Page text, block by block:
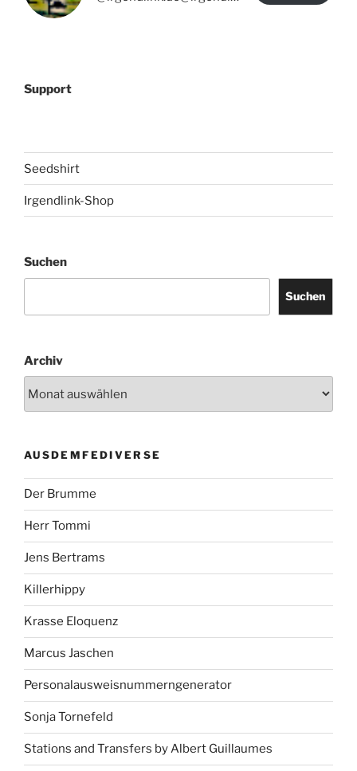
Support
Seedshirt
Irgendlink-Shop
Suchen
Suchen
Archiv
AUSDEMFEDIVERSE
Der Brumme
Herr Tommi
Jens Bertrams
Killerhippy
Krasse Eloquenz
Marcus Jaschen
Personalausweisnummerngenerator
Sonja Tornefeld
Stations and Transfers by Albert Guillaumes